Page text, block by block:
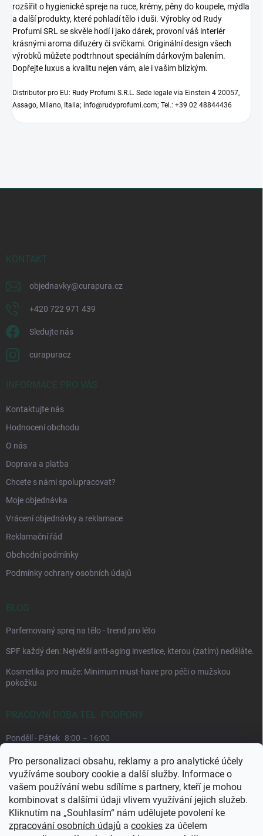
Pro personalizaci obsahu, reklamy a pro analytické účely
využíváme soubory cookie a další služby. Informace o
vašem používání webu sdílíme s partnery, kteří je mohou
kombinovat s dalšími údaji vlivem využívání jejich služeb.
Kliknutím na „Souhlasím“ nám udělujete povolení ke
zpracování osobních údajů a cookies za účelem
rozšířit o hygienické spreje na ruce, krémy, pěny do koupele, mýdla
a další produkty, které pohladí tělo i duši. Výrobky od Rudy
Profumi SRL se skvěle hodí i jako dárek, provoní váš interiér
krásnými aroma difuzéry či svíčkami. Originální design všech
výrobků můžete podtrhnout speciálním dárkovým balením.
Dopřejte luxus a kvalitu nejen vám, ale i vašim blízkým.
Distributor pro EU: Rudy Profumi S.R.L. Sede legale via Einstein 4 20057,
Assago, Milano, Italia; info@rudyprofumi.com; Tel.: +39 02 48844436
KONTAKT
objednavky@curapura.cz
+420 722 971 439
Sledujte nás
curapuracz
INFORMACE PRO VÁS
Kontaktujte nás
Hodnocení obchodu
O nás
Doprava a platba
Chcete s námi spolupracovat?
Moje objednávka
Vrácení objednávky a reklamace
Reklamační řád
Obchodní podmínky
Podmínky ochrany osobních údajů
BLOG
Parfemovaný sprej na tělo - trend pro léto
SPF každý den: Největší anti-aging investice, kterou (zatím) neděláte.
Kosmetika pro muže: Minimum must-have pro péči o mužskou
pokožku
PRACOVNÍ DOBA TEL. PODPORY
Pondělí - Pátek 8:00 – 16:00
Upřednostňujeme komunikaci e-mailem, požadavek můžeme lépe
dohledat.